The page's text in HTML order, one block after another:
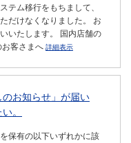
テム移行をもちまして、
だけなくなりました。 お
いたします。 国内店舗の
お客さまへ 詳細表示
お知らせ」が届い
。
保有の以下いずれかに該